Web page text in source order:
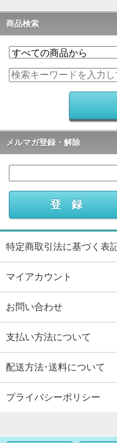
商品検索
メルマガ登録・解除
特定商取引法に基づく表
マイアカウント
お問い合わせ
支払い方法について
配送方法･送料について
プライバシーポリシー